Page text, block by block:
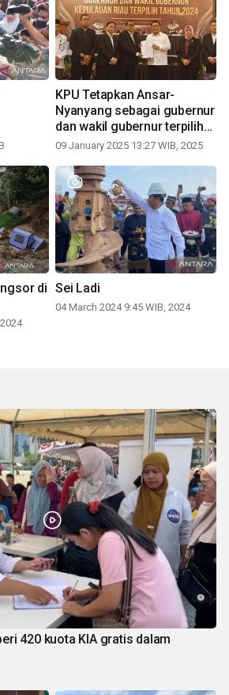
KPU Tetapkan Ansar-
Nyanyang sebagai gubernur
dan wakil gubernur terpilih
periode 2025-2030
09 January 2025 13:27 WIB, 2025
di Sei Ladi
04 March 2024 9:45 WIB, 2024
420 kuota KIA gratis dalam